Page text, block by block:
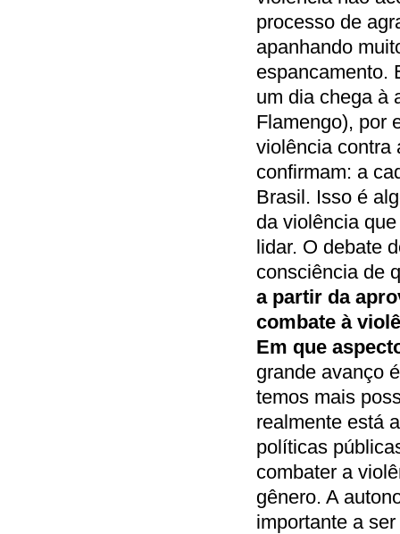
processo de
apanhando
espancamento.
um dia chega à
Flamengo), por
violência contra
confirmam: a
Brasil. Isso é
da violência
lidar. O debate
consciência de
a partir da
combate à
Em que
grande avanço
temos mais
realmente está
políticas
combater a
gênero. A
importante a